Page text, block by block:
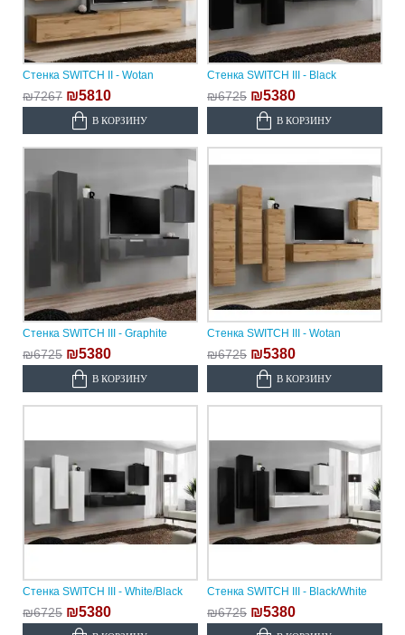
Стенка SWITCH II - Wotan
₪7267 ₪5810
В КОРЗИНУ
Стенка SWITCH III - Black
₪6725 ₪5380
В КОРЗИНУ
Стенка SWITCH III - Graphite
₪6725 ₪5380
В КОРЗИНУ
Стенка SWITCH III - Wotan
₪6725 ₪5380
В КОРЗИНУ
Стенка SWITCH III - White/Black
₪6725 ₪5380
Стенка SWITCH III - Black/White
₪6725 ₪5380